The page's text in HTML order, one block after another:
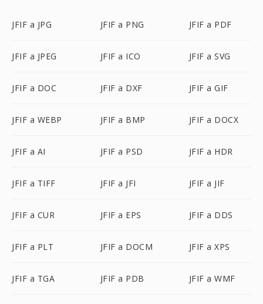
JFIF a JPG JFIF a PNG JFIF a PDF
JFIF a JPEG JFIF a ICO JFIF a SVG
JFIF a DOC JFIF a DXF JFIF a GIF
JFIF a WEBP JFIF a BMP JFIF a DOCX
JFIF a AI JFIF a PSD JFIF a HDR
JFIF a TIFF JFIF a JFI JFIF a JIF
JFIF a CUR JFIF a EPS JFIF a DDS
JFIF a PLT JFIF a DOCM JFIF a XPS
JFIF a TGA JFIF a PDB JFIF a WMF